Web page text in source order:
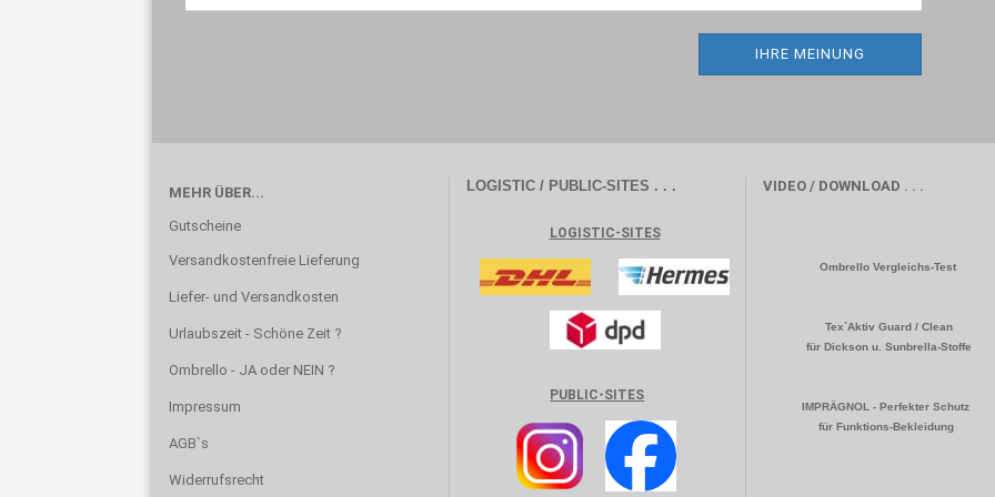
IHRE MEINUNG
MEHR ÜBER...
Gutscheine
Versandkostenfreie Lieferung
Liefer- und Versandkosten
Urlaubszeit - Schöne Zeit ?
Ombrello - JA oder NEIN ?
Impressum
AGB`s
Widerrufsrecht
LOGISTIC / PUBLIC-SITES . . .
LOGISTIC-SITES
PUBLIC-SITES
VIDEO / DOWNLOAD . . .
Ombrello Vergleichs-Test
Tex`Aktiv Guard / Clean
für Dickson u. Sunbrella-Stoffe
IMPRÄGNOL - Perfekter Schutz
für Funktions-Bekleidung